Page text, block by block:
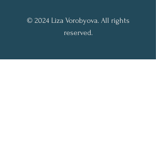
© 2024 Liza Vorobyova. All rights
reserved.